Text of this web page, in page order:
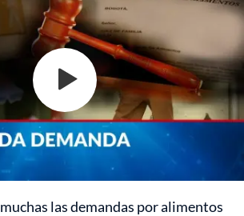
las demandas por alimentos